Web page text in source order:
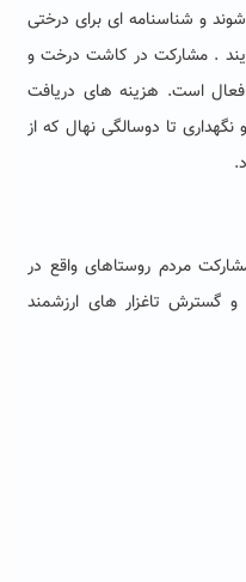
و شناسنامه ای برای درختی
. مشارکت در کاشت درخت و
است. هزینه های دریافت
تا دوسالگی نهال که از
مردم روستاهای واقع در
و گسترش تاغزار های ارزشمند